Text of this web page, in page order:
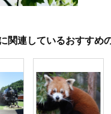
関連しているおすすめ